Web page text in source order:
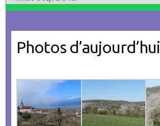
Photos d’aujourd’hui